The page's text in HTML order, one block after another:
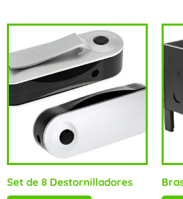
Set de 8 Destornilladores